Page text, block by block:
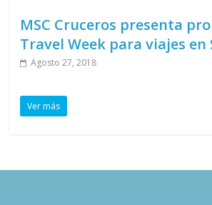
MSC Cruceros presenta
Travel Week para viajes en
Agosto 27, 2018
Ver más